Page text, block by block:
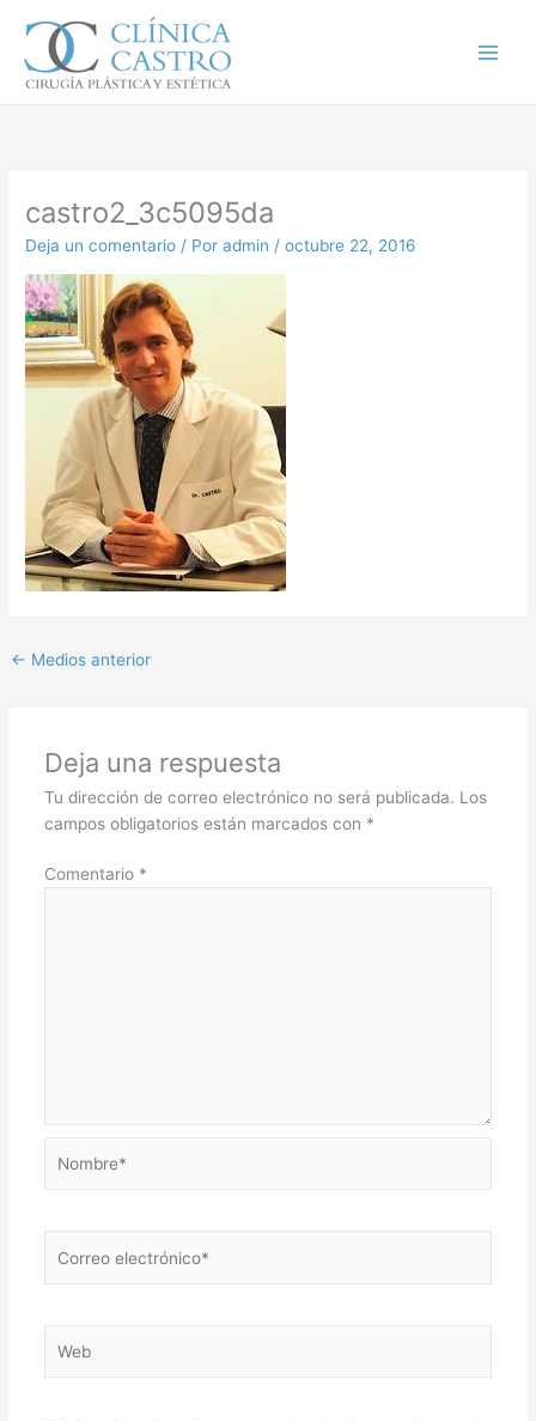
contenido
castro2_3c5095da
Deja un comentario / Poradmin/octubre 22, 2016
← Medios anterior
Deja una respuesta
Tu dirección de correo electrónico no será publicada. Los
campos obligatorios están marcados con *
Comentario *
electrónico*